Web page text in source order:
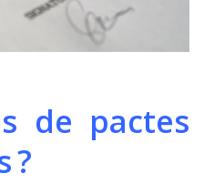
de pactes
?